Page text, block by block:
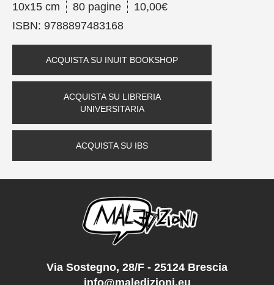
10x15 cm 80 pagine
10,00€
ISBN: 9788897483168
ACQUISTA SU INUIT BOOKSHOP
ACQUISTA SU LIBRERIA
UNIVERSITARIA
ACQUISTA SU IBS
Via Sostegno, 28/F - 25124 Brescia